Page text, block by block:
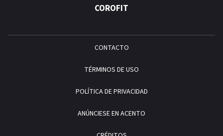
COROFIT
CONTACTO
TÉRMINOS DE USO
POLÍTICA DE PRIVACIDAD
ANÚNCIESE EN ACENTO